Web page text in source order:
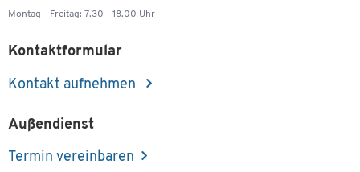
Montag - Freitag: 7.30 - 18.00 Uhr
Kontaktformular
Kontakt aufnehmen
Außendienst
Termin vereinbaren